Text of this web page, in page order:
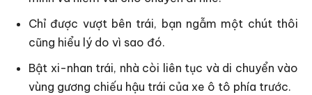
Chỉ được vượt bên trái, bạn ngẫm một chút thôi
cũng hiểu lý do vì sao đó.
Bật xi-nhan trái, nhà còi liên tục và di chuyển vào
vùng gương chiếu hậu trái của xe ô tô phía trước.